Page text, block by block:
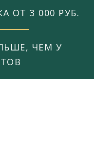
ОТ 3 000 РУБ.
ЧЕМ У